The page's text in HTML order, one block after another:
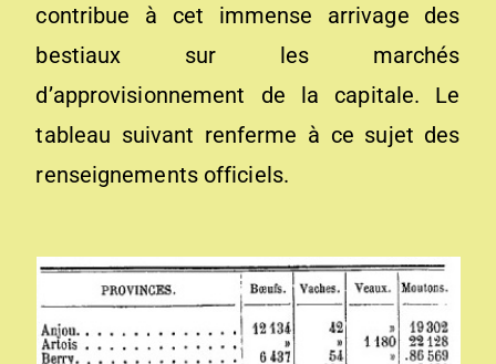
contribue à cet immense arrivage des
bestiaux sur les marchés
d’approvisionnement de la capitale. Le
tableau suivant renferme à ce sujet des
renseignements officiels.